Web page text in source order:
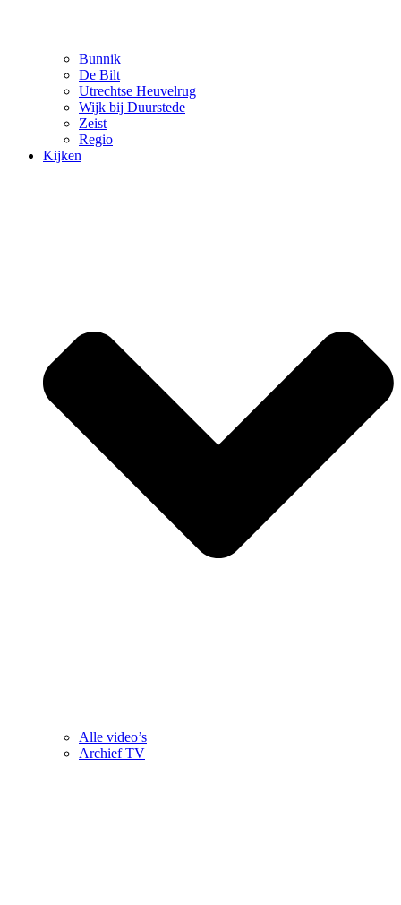
Bunnik
De Bilt
Utrechtse Heuvelrug
Wijk bij Duurstede
Zeist
Regio
Kijken
Alle video’s
Archief TV